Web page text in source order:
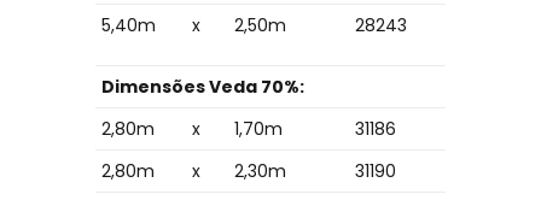
5,40m
x 2,50m 28243
Dimensões Veda 70%:
2,80m
x 1,70m
31186
2,80m
x 2,30m
31190